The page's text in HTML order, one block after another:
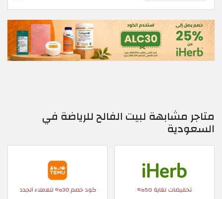
متاجر مشابهة لبيت الفالح للرياضة في
السعودية
تخفيضات لغاية 50% كود خصم 30% للعملاء الجدد